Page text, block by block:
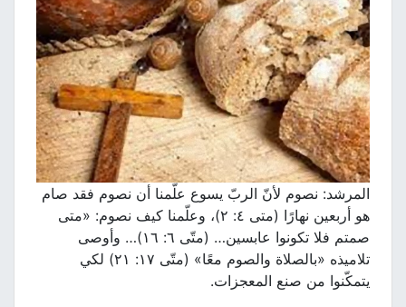
المرشد: نصوم لأنّ الربّ يسوع علّمنا أن نصوم فقد صام
هو أربعين نهارًا (متى ٤: ٢)، وعلّمنا كيف نصوم: «متى
صمتم فلا تكونوا عابسين… (متّى ٦: ١٦)… وأوصى
تلاميذه «بالصلاة والصوم معًا» (متّى ١٧: ٢١) لكي
يتمكّنوا من صنع المعجزات.